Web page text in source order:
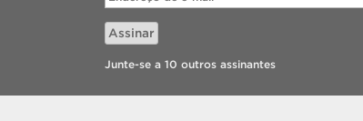
de
e-
mail
Assinar
Junte-se a 10 outros assinantes